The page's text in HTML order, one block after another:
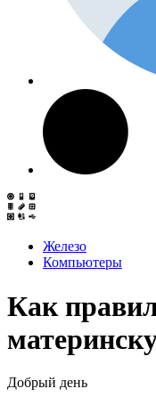
Железо
Компьютеры
Как
Добрый день